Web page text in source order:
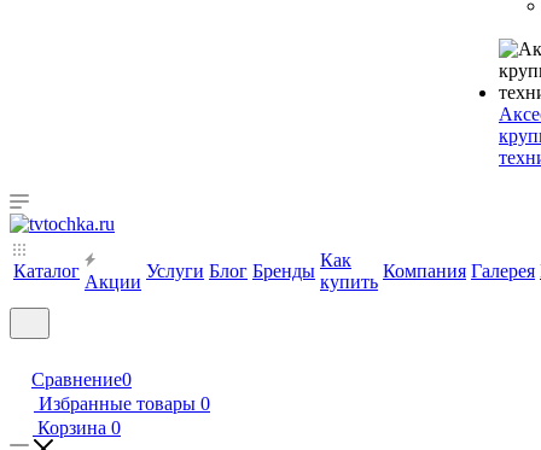
Каталог
Акции
Услуги Блог Бренды
Как
купить
Компания Галерея
Сравнение0
Избранные товары 0
Корзина 0